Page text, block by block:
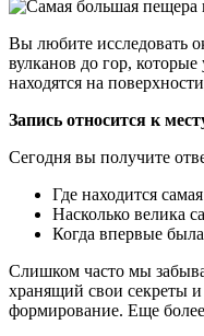
Вы любите исследовать
вулканов до гор,
находятся на
Запись относится к
Сегодня вы получите
Где находится
Насколько велика
Когда впервые
Слишком часто мы
хранящий свои секреты
формирование. Еще